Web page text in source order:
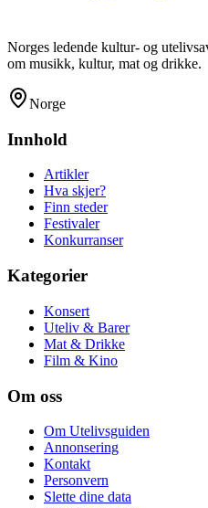
Norges ledende kultur- og
om musikk, kultur, mat og drikke.
Norge
Innhold
Artikler
Hva skjer?
Finn steder
Festivaler
Konkurranser
Kategorier
Konsert
Uteliv & Barer
Mat & Drikke
Film & Kino
Om oss
Om Utelivsguiden
Annonsering
Kontakt
Personvern
Slette dine data